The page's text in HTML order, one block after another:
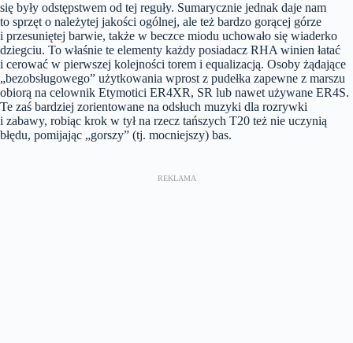
się były odstępstwem od tej reguły. Sumarycznie jednak daje nam
to sprzęt o należytej jakości ogólnej, ale też bardzo gorącej górze
i przesuniętej barwie, także w beczce miodu uchowało się wiaderko
dziegciu. To właśnie te elementy każdy posiadacz RHA winien łatać
i cerować w pierwszej kolejności torem i equalizacją. Osoby żądające
„bezobsługowego” użytkowania wprost z pudełka zapewne z marszu
obiorą na celownik Etymotici ER4XR, SR lub nawet używane ER4S.
Te zaś bardziej zorientowane na odsłuch muzyki dla rozrywki
i zabawy, robiąc krok w tył na rzecz tańszych T20 też nie uczynią
błędu, pomijając „gorszy” (tj. mocniejszy) bas.